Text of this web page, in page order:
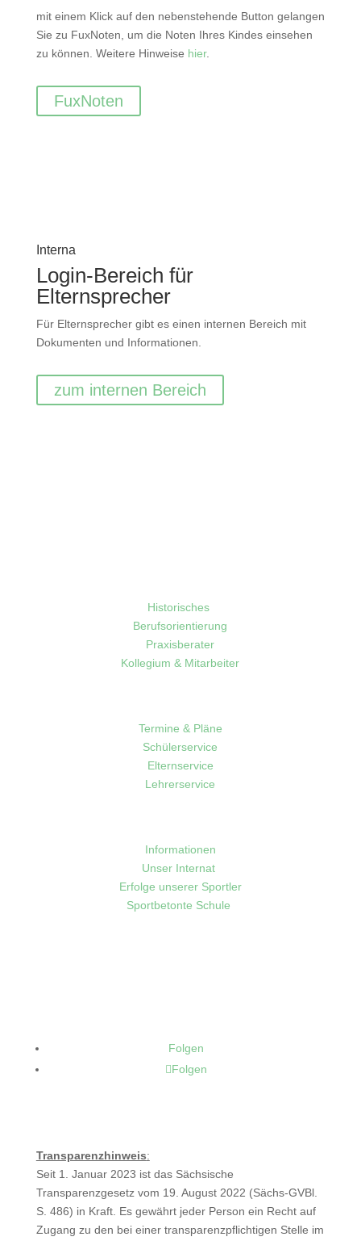
mit einem Klick auf den nebenstehende Button gelangen
Sie zu FuxNoten, um die Noten Ihres Kindes einsehen
zu können. Weitere Hinweise hier.
FuxNoten
Interna
Login-Bereich für
Elternsprecher
Für Elternsprecher gibt es einen internen Bereich mit
Dokumenten und Informationen.
zum internen Bereich
Historisches
Berufsorientierung
Praxisberater
Kollegium & Mitarbeiter
Termine & Pläne
Schülerservice
Elternservice
Lehrerservice
Informationen
Unser Internat
Erfolge unserer Sportler
Sportbetonte Schule
Folgen
Folgen
Transparenzhinweis:
Seit 1. Januar 2023 ist das Sächsische
Transparenzgesetz vom 19. August 2022 (Sächs-GVBl.
S. 486) in Kraft. Es gewährt jeder Person ein Recht auf
Zugang zu den bei einer transparenzpflichtigen Stelle im